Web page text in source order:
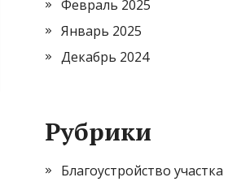
Февраль 2025
Январь 2025
Декабрь 2024
Рубрики
Благоустройство участка